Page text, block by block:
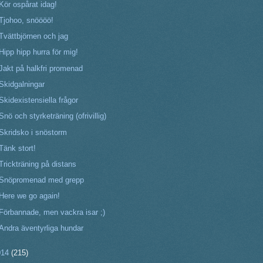
ospårat idag!
snöööö!
och jag
hipp hurra för mig!
på halkfri promenad
frågor
och styrketräning (ofrivillig)
i snöstorm
stort!
på distans
med grepp
we go again!
men vackra isar ;)
äventyrliga hundar
(215)